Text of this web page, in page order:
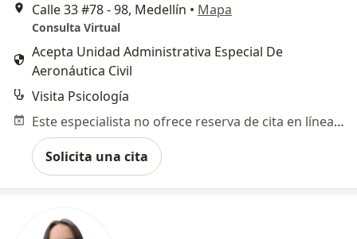
Calle 33 #78 - 98, Medellín • Mapa
Consulta Virtual
Acepta Unidad Administrativa Especial De
Aeronáutica Civil
Visita Psicología
Este especialista no ofrece reserva de cita en línea en esta dirección.
Solicita una cita